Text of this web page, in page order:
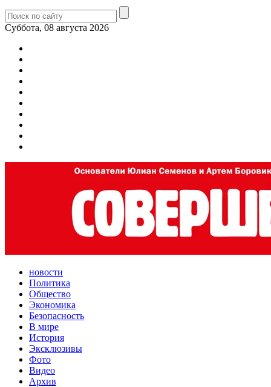
Суббота, 08 августа 2026
новости
Политика
Общество
Экономика
Безопасность
В мире
История
Эксклюзивы
Фото
Видео
Архив